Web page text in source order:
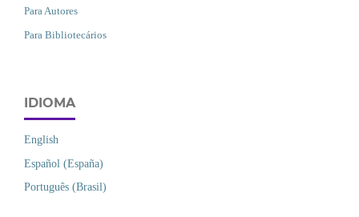
Para Autores
Para Bibliotecários
IDIOMA
English
Español (España)
Português (Brasil)